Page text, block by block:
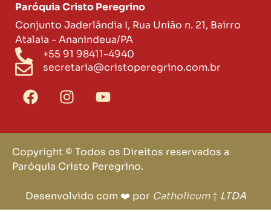
Paróquia Cristo Peregrino
Conjunto Jaderlândia I, Rua União n. 21, Bairro
Atalaia - Ananindeua/PA
+55 91 98411-4940
secretaria@cristoperegrino.com.br
Copyright © Todos os Direitos reservados a
Paróquia Cristo Peregrino.
Desenvolvido com ❤️ por Catholicum† LTDA